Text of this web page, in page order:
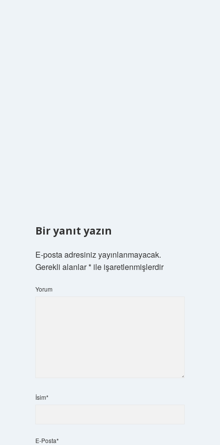
Bir yanıt yazın
E-posta adresiniz yayınlanmayacak.
Gerekli alanlar*ile işaretlenmişlerdir
Yorum
İsim*
E-Posta*